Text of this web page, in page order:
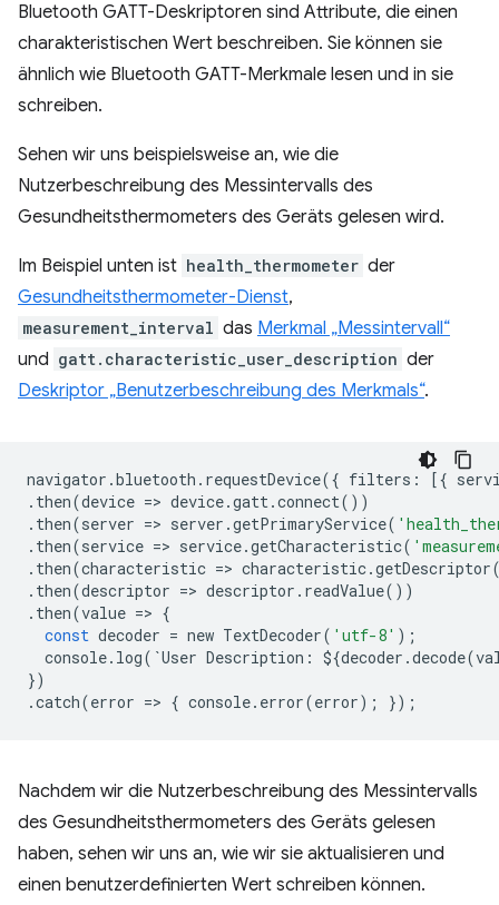
Bluetooth GATT-Deskriptoren sind Attribute, die einen
charakteristischen Wert beschreiben. Sie können sie
ähnlich wie Bluetooth GATT-Merkmale lesen und in sie
schreiben.
Sehen wir uns beispielsweise an, wie die
Nutzerbeschreibung des Messintervalls des
Gesundheitsthermometers des Geräts gelesen wird.
Im Beispiel unten ist health_thermometer der
Gesundheitsthermometer-Dienst,
measurement_interval das Merkmal „Messintervall“
und gatt.characteristic_user_description der
Deskriptor „Benutzerbeschreibung des Merkmals“.
navigator .bluetooth . requestDevice({ filters : [{
. then(device => device.gatt.connect())
. then(server => server .getPrimaryService(
. then(service => service.getCharacteristic(
. then(characteristic => characteristic.getDescriptor
. then(descriptor => descriptor . readValue())
. then(value => {
const decoder = new TextDecoder( 'utf-8' );
console. log( `User Description : ${decoder .decode(
})
.catch(error => { console. error(error); });
Nachdem wir die Nutzerbeschreibung des Messintervalls
des Gesundheitsthermometers des Geräts gelesen
haben, sehen wir uns an, wie wir sie aktualisieren und
einen benutzerdefinierten Wert schreiben können.